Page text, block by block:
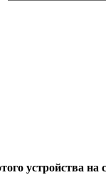
устройства